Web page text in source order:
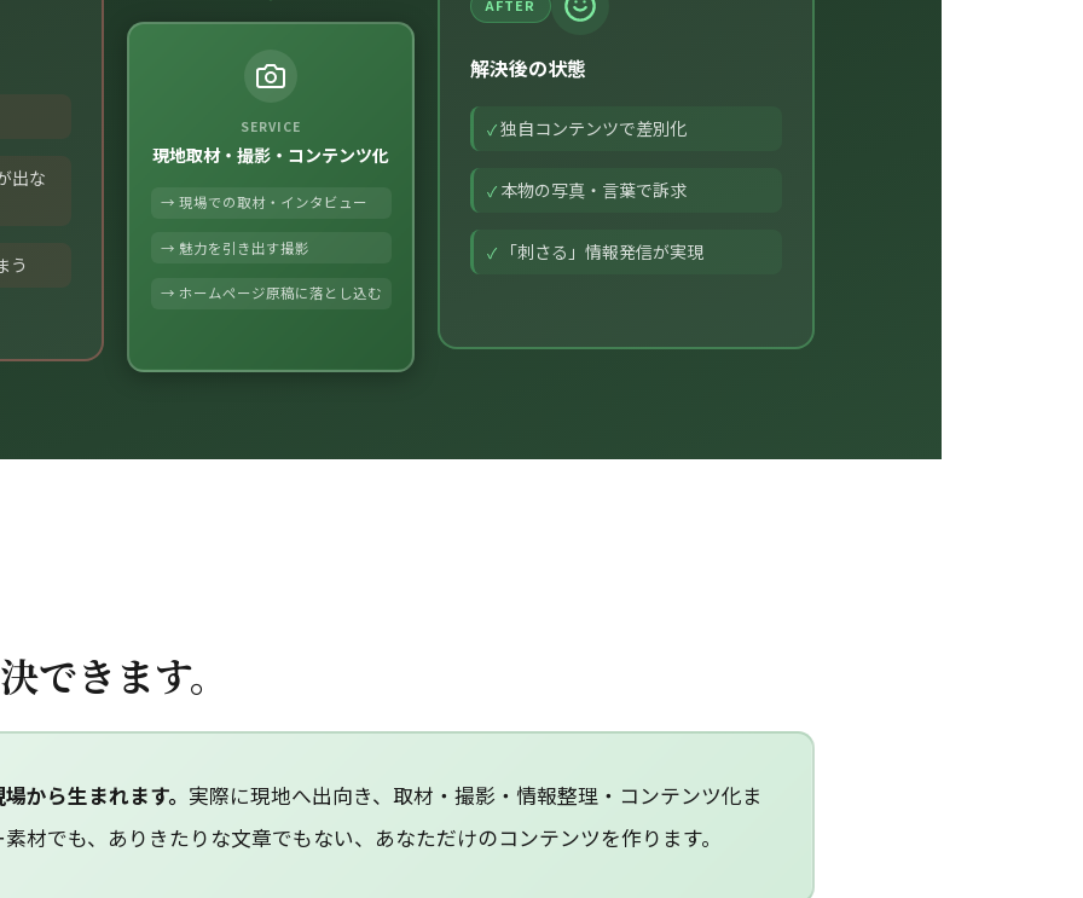
出な
う
SERVICE
現地取材・撮影・コンテンツ化
現場での取材・インタビュー
魅力を引き出す撮影
ホームページ原稿に落とし込む
AFTER
解決後の状態
独自コンテンツで差別化
本物の写真・言葉で訴求
「刺さる」情報発信が実現
できます。
から生まれます。 実際に現地へ出向き、取材・撮影・情報整理・コンテンツ化ま
材でも、ありきたりな文章でもない、あなただけのコンテンツを作ります。